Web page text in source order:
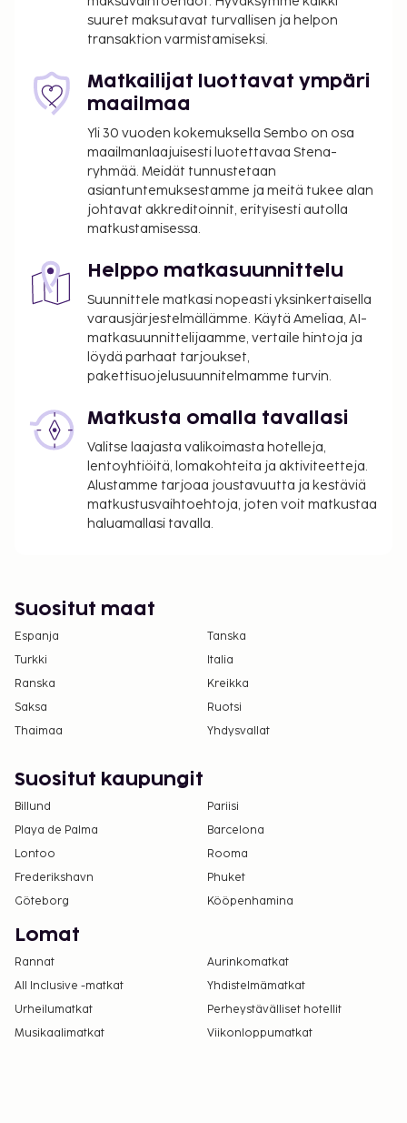
kuuluu ulkouima-allas, poreallas ja ulkotenniskenttä.
Tämä hotelli tarjoaa asiakkailleen ravintolan.
Palveluihin kuuluu myös huonepalvelu (rajoitettuina
aikoina). Rentoudu nauttimalla pari drinkkiä
baarissa or allasbaarissa. Maksullinen
buffetaamiainen tarjotaan päivittäin klo 7.30–11.00.
Majoituspaikka on suljettu 1. 11ta –
Majoituspaikka veloittaa seuraavat paikan päällä
suoritettavat maksut. Maksuihin saattaa sisältyä
sovellettavat verot:
Kaupungin perimä vero: 5.00 EUR per henkilö
per yö. Tätä veroa ei peritä alle 18 vuotta
vanhoilta lapsilta.
Tässä on mainittu kaikki majoituspaikan meille
ilmoittamat maksut.
henkilö
Lisävuode: 80.0 EUR per päivä
Yllä oleva luettelo ei ehkä kata kaikkea. Maksut ja
takuumaksut eivät välttämättä sisällä veroja, ja ne
saattavat muuttua.
ottamalla yhteyttä majoituspaikkaan
varausvahvistuksessa olevien tietojen avulla.
Lapsia, jotka ovat iältään 18 vuoden vanhoja tai
nuorempia, ei voida majoittaa välillä tammikuu–
joulukuu.
Kaikki maksut voidaan maksaa käteisettömillä
suuret maksutavat turvallisen ja helpon
transaktion varmistamiseksi.
Matkailijat luottavat ympäri
maailmaa
Yli 30 vuoden kokemuksella Sembo on osa
maailmanlaajuisesti luotettavaa Stena-
ryhmää. Meidät tunnustetaan
asiantuntemuksestamme ja meitä tukee alan
johtavat akkreditoinnit, erityisesti autolla
matkustamisessa.
Helppo matkasuunnittelu
Suunnittele matkasi nopeasti yksinkertaisella
varausjärjestelmällämme. Käytä Ameliaa, AI-
matkasuunnittelijaamme, vertaile hintoja ja
löydä parhaat tarjoukset,
pakettisuojelusuunnitelmamme turvin.
Matkusta omalla tavallasi
Valitse laajasta valikoimasta hotelleja,
lentoyhtiöitä, lomakohteita ja aktiviteetteja.
Alustamme tarjoaa joustavuutta ja kestäviä
matkustusvaihtoehtoja, joten voit matkustaa
haluamallasi tavalla.
Suositut maat
Espanja
Tanska
Turkki
Italia
Ranska
Kreikka
Saksa
Ruotsi
Thaimaa
Yhdysvallat
Suositut kaupungit
Billund
Pariisi
Playa de Palma
Barcelona
Lontoo
Rooma
Frederikshavn
Phuket
Göteborg
Kööpenhamina
Lomat
Rannat
Aurinkomatkat
All Inclusive -matkat
Yhdistelmämatkat
Urheilumatkat
Perheystävälliset hotellit
Musikaalimatkat
Viikonloppumatkat